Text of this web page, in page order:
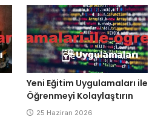
Yeni Eğitim Uygulamaları ile
Öğrenmeyi Kolaylaştırın
25 Haziran 2026